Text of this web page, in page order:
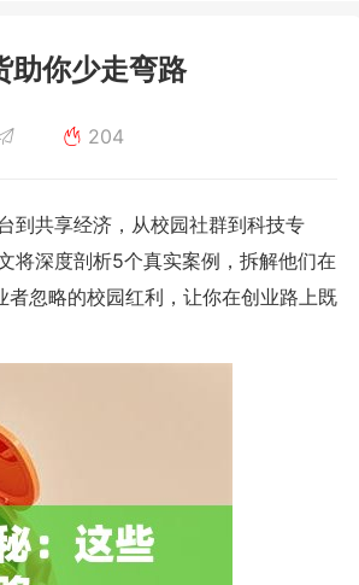
助你少走弯路
204
到共享经济，从校园社群到科技专
将深度剖析5个真实案例，拆解他们在
忽略的校园红利，让你在创业路上既